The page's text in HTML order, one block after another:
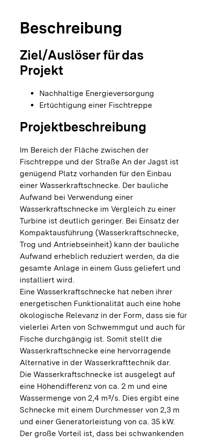
Beschreibung
Ziel/Auslöser für das
Projekt
Nachhaltige Energieversorgung
Ertüchtigung einer Fischtreppe
Projektbeschreibung
Im Bereich der Fläche zwischen der
Fischtreppe und der Straße An der Jagst ist
genügend Platz vorhanden für den Einbau
einer Wasserkraftschnecke. Der bauliche
Aufwand bei Verwendung einer
Wasserkraftschnecke im Vergleich zu einer
Turbine ist deutlich geringer. Bei Einsatz der
Kompaktausführung (Wasserkraftschnecke,
Trog und Antriebseinheit) kann der bauliche
Aufwand erheblich reduziert werden, da die
gesamte Anlage in einem Guss geliefert und
installiert wird.
Eine Wasserkraftschnecke hat neben ihrer
energetischen Funktionalität auch eine hohe
ökologische Relevanz in der Form, dass sie für
vielerlei Arten von Schwemmgut und auch für
Fische durchgängig ist. Somit stellt die
Wasserkraftschnecke eine hervorragende
Alternative in der Wasserkrafttechnik dar.
Die Wasserkraftschnecke ist ausgelegt auf
eine Höhendifferenz von ca. 2 m und eine
Wassermenge von 2,4 m³/s. Dies ergibt eine
Schnecke mit einem Durchmesser von 2,3 m
und einer Generatorleistung von ca. 35 kW.
Der große Vorteil ist, dass bei schwankenden